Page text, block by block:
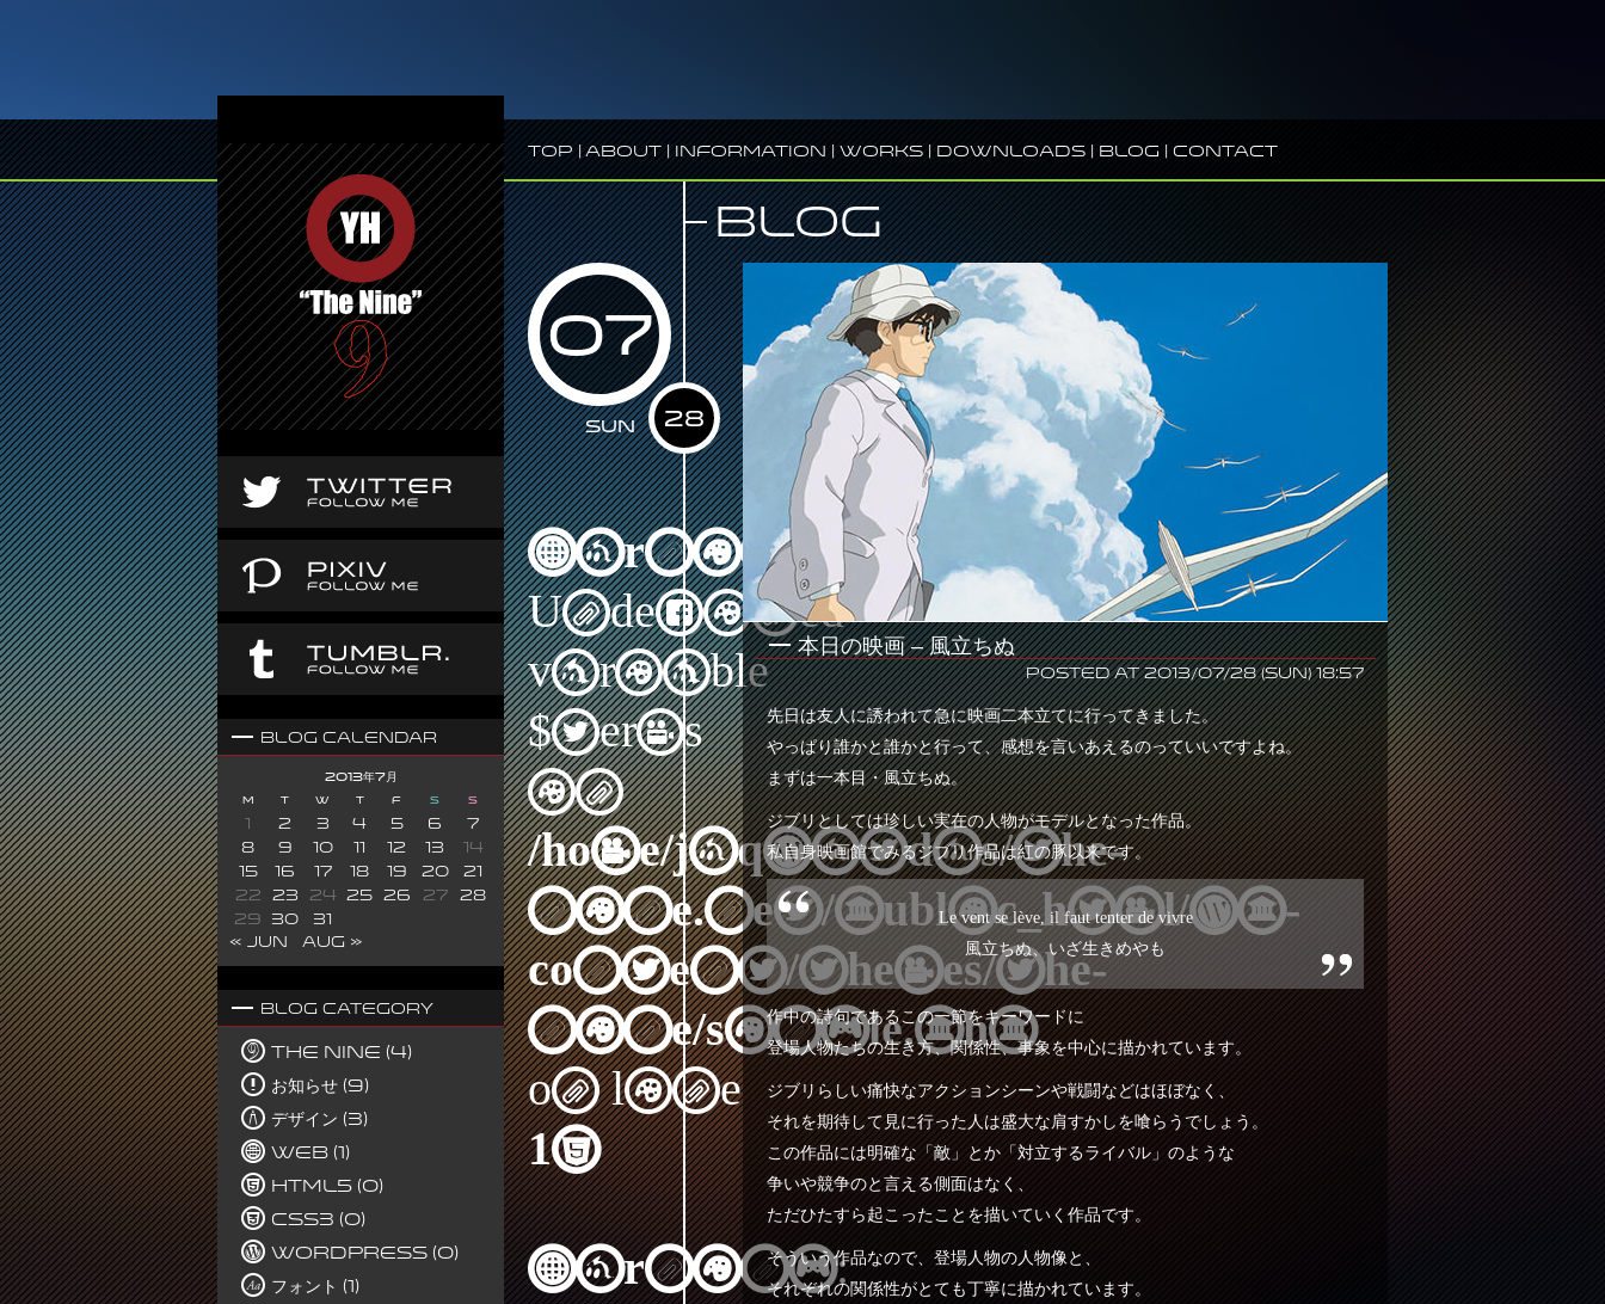
Top|About| Information Works Downloads Blog Contact
Blog Calendar
2013年7月
M W F S S
2 3 4 5 6
7
8
9 10 12 13
14
15
16 17 18 19 20
21
22
23 24 25 26 27
28
29
30
31
« Jun
Aug »
Blog Category
The Nine (4)
お知らせ (9)
デザイン (3)
Web (1)
HTML5 (0)
CSS3 (0)
WordPress (0)
フォント (1)
Blog
07
28
Sun
Warning :
Undefined
variable
$terms
in
/home/jaqwatdas/the-
nine.net/public_html/wp-
content/themes/the-
nine/single.php
on line
15
Warning:
本日の映画 – 風立ちぬ
Posted at 2013/07/28 (Sun) 18:57
先日は友人に誘われて急に映画二本立てに行ってきました。
やっぱり誰かと誰かと行って、感想を言いあえるのっていいですよね。
まずは一本目・風立ちぬ。
ジブリとしては珍しい実在の人物がモデルとなった作品。
私自身映画館でみるジブリ作品は紅の豚以来です。
Le vent se lève, il faut tenter de vivre
風立ちぬ、いざ生きめやも
作中の詩句であるこの一節をキーワードに
登場人物たちの生き方、関係性、事象を中心に描かれています。
ジブリらしい痛快なアクションシーンや戦闘などはほぼなく、
それを期待して見に行った人は盛大な肩すかしを喰らうでしょう。
この作品には明確な「敵」とか「対立するライバル」のような
争いや競争のと言える側面はなく、
ただひたすら起こったことを描いていく作品です。
そういう作品なので、登場人物の人物像と、
それぞれの関係性がとても丁寧に描かれています。